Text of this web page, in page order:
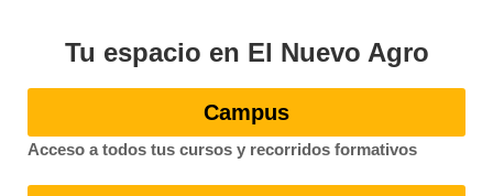
Tu espacio en El Nuevo Agro
Campus
Acceso a todos tus cursos y recorridos formativos